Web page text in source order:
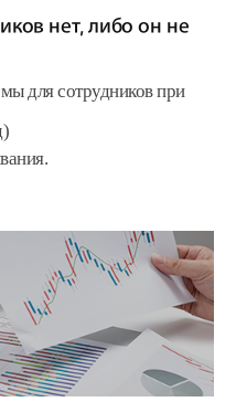
нет, либо он не
для сотрудников при